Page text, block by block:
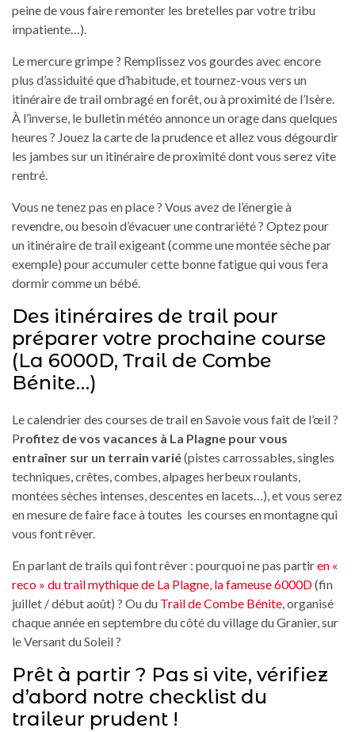
peine de vous faire remonter les bretelles par votre tribu
impatiente…).
Le mercure grimpe ? Remplissez vos gourdes avec encore
plus d’assiduité que d’habitude, et tournez-vous vers un
itinéraire de trail ombragé en forêt, ou à proximité de l’Isère.
À l’inverse, le bulletin météo annonce un orage dans quelques
heures ? Jouez la carte de la prudence et allez vous dégourdir
les jambes sur un itinéraire de proximité dont vous serez vite
rentré.
Vous ne tenez pas en place ? Vous avez de l’énergie à
revendre, ou besoin d’évacuer une contrariété ? Optez pour
un itinéraire de trail exigeant (comme une montée sèche par
exemple) pour accumuler cette bonne fatigue qui vous fera
dormir comme un bébé.
Des itinéraires de trail pour
préparer votre prochaine course
(La 6000D, Trail de Combe
Bénite…)
Le calendrier des courses de trail en Savoie vous fait de l’œil ?
Profitez de vos vacances à La Plagne pour vous
entraîner sur un terrain varié(pistes carrossables, singles
techniques, crêtes, combes, alpages herbeux roulants,
montées sèches intenses, descentes en lacets…), et vous serez
en mesure de faire face à toutes les courses en montagne qui
vous font rêver.
En parlant de trails qui font rêver : pourquoi ne pas partiren «
reco » du trail mythique de La Plagne, la fameuse 6000D(fin
juillet / début août) ? Ou du Trail de Combe Bénite, organisé
chaque année en septembre du côté du village du Granier, sur
le Versant du Soleil ?
Prêt à partir ? Pas si vite, vérifiez
d’abord notre checklist du
traileur prudent !